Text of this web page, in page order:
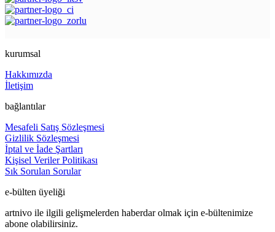
kurumsal
Hakkımızda
İletişim
bağlantılar
Mesafeli Satış Sözleşmesi
Gizlilik Sözleşmesi
İptal ve İade Şartları
Kişisel Veriler Politikası
Sık Sorulan Sorular
e-bülten üyeliği
artnivo ile ilgili gelişmelerden haberdar olmak için e-bültenimize
abone olabilirsiniz.